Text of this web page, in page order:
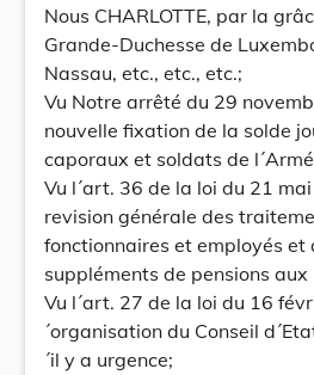
Nous CHARLOTTE, par la
Grande-Duchesse de
Nassau, etc., etc., etc.;
Vu Notre arrêté du 29
nouvelle fixation de la solde
caporaux et soldats de
Vu l´art. 36 de la loi du 21
revision générale des
fonctionnaires et employés et
suppléments de pensions
Vu l´art. 27 de la loi du 16
´organisation du Conseil
´il y a urgence;